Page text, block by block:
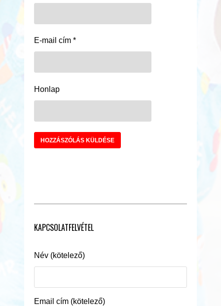
E-mail cím *
Honlap
KAPCSOLATFELVÉTEL
Név (kötelező)
Email cím (kötelező)